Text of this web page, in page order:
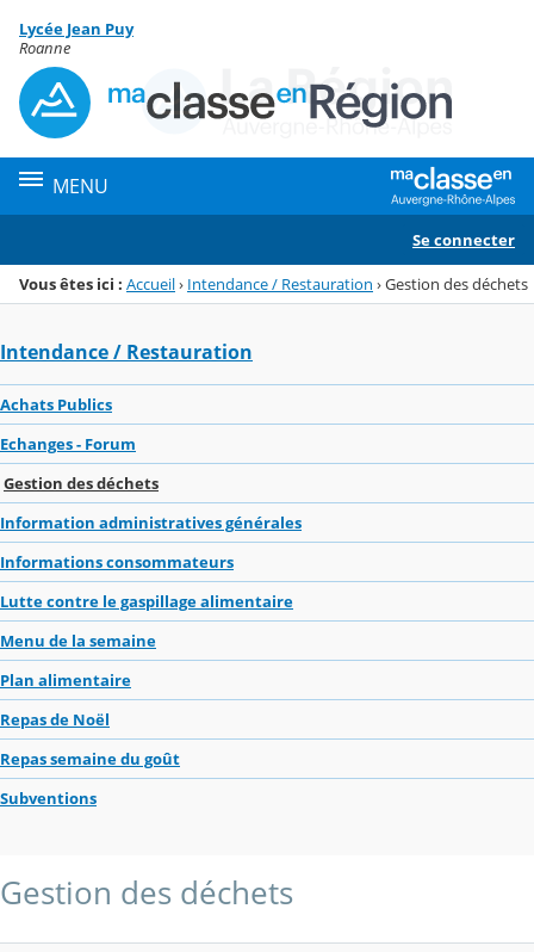
Menu de la rubrique
Contenu
Lycée Jean Puy
Roanne
MENU
Se connecter
Vous êtes ici : Accueil› Intendance / Restauration ›Gestion des déchets
Intendance / Restauration
Achats Publics
Echanges - Forum
Gestion des déchets
Information administratives générales
Informations consommateurs
Lutte contre le gaspillage alimentaire
Menu de la semaine
Plan alimentaire
Repas de Noël
Repas semaine du goût
Subventions
Gestion des déchets